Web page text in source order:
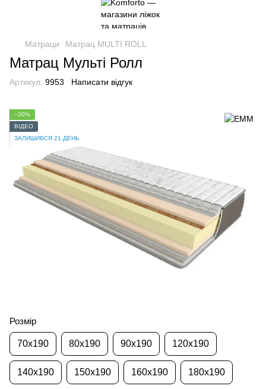
Матраци Матрац MULTI ROLL
Матрац Мульті Ролл
Артикул: 9953 Написати відгук
−20%
ВІДЕО
ЗАЛИШИВСЯ 21 ДЕНЬ
Розмір
70x190 80x190 90x190 120x190
140x190 150x190 160x190 180x190